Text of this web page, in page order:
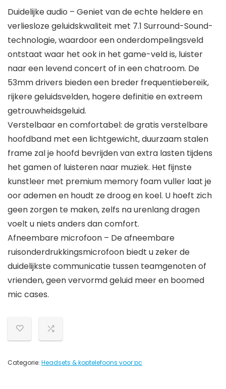
Duidelijke audio – Geniet van de echte heldere en
verliesloze geluidskwaliteit met 7.1 Surround-Sound-
technologie, waardoor een onderdompelingsveld
ontstaat waar het ook in het game-veld is, luister
naar een levend concert of in een chatroom. De
53mm drivers bieden een breder frequentiebereik,
rijkere geluidsvelden, hogere definitie en extreem
getrouwheidsgeluid.
Verstelbaar en comfortabel: de gratis verstelbare
hoofdband met een lichtgewicht, duurzaam stalen
frame zal je hoofd bevrijden van extra lasten tijdens
het gamen of luisteren naar muziek. Het fijnste
kunstleer met premium memory foam vuller laat je
oor ademen en houdt ze droog en koel. U hoeft zich
geen zorgen te maken, zelfs na urenlang dragen
voelt u niets anders dan comfort.
Afneembare microfoon – De afneembare
ruisonderdrukkingsmicrofoon biedt u zeker de
duidelijkste communicatie tussen teamgenoten of
vrienden, geen vervormd geluid meer en boomed
mic cases.
Categorie: Headsets & koptelefoons voor pc